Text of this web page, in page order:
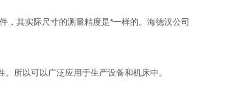
，其实际尺寸的测量精度是*一样的。海德汉公司
所以可以广泛应用于生产设备和机床中。